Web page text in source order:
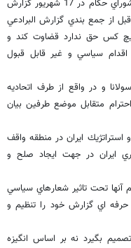
خرازي با اشاره به اينكه البرادعي قرار است در شوراي حكام در 17 شهريور گزارش
از جمع بندي گزارش البرادعي
هيچ كس حق ندارد قضاوت كند و
سياسي و غير قابل قبول
و در واقع از طرف اتحاديه
متقابل موضع طرفين بيان
استراتژيك ايران در منطقه واقف
ايران در جهت ايجاد صلح و
آنها تحت تاثير شعارهاي سياسي
حرفه اي گزارش خود را تنظيم و
بگيرد نه بر اساس انگيزه